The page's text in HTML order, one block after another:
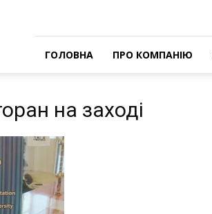
ГОЛОВНА ПРО КОМПАНІЮ
на заході